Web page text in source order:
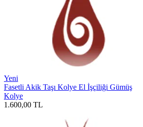
Yeni
Fasetli Akik Taşı Kolye El İşçiliği Gümüş
Kolye
1.600,00 TL